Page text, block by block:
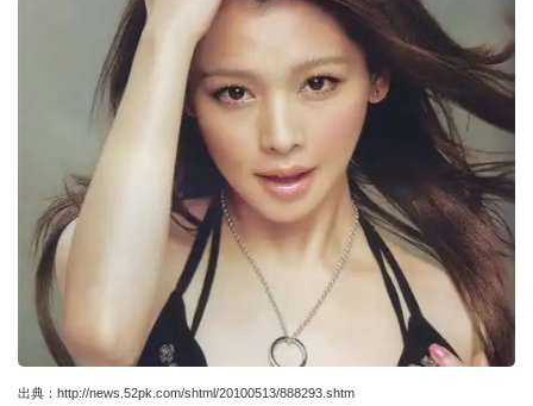
出典：http://news.52pk.com/shtml/20100513/888293.shtm